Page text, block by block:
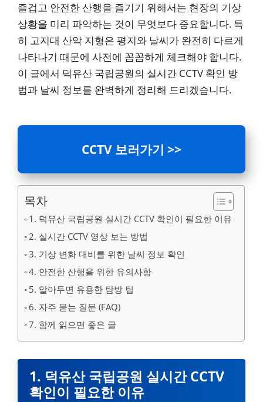
즐겁고 안전한 산행을 즐기기 위해서는 현장의 기상
상황을 미리 파악하는 것이 무엇보다 중요합니다. 특
히 고지대 산악 지형은 평지와 날씨가 완전히 다르게
나타나기 때문에 사전에 꼼꼼하게 체크해야 합니다.
이 글에서 덕유산 국립공원의 실시간 CCTV 확인 방
법과 날씨 정보를 완벽하게 정리해 드리겠습니다.
CCTV 보러가기 >>
목차
1. 덕유산 국립공원 실시간 CCTV 확인이 필요한 이유
2. 실시간 CCTV 영상 보는 방법
3. 기상 변화 대비를 위한 날씨 정보 확인
4. 안전한 산행을 위한 유의사항
5. 알아두면 유용한 탐방 팁
6. 자주 묻는 질문 (FAQ)
7. 함께 읽으면 좋은 글
1. 덕유산 국립공원 실시간 CCTV
확인이 필요한 이유